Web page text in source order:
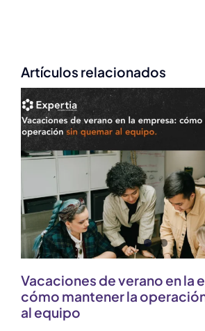
Artículos relacionados
Vacaciones de verano en la
cómo mantener la
al equipo